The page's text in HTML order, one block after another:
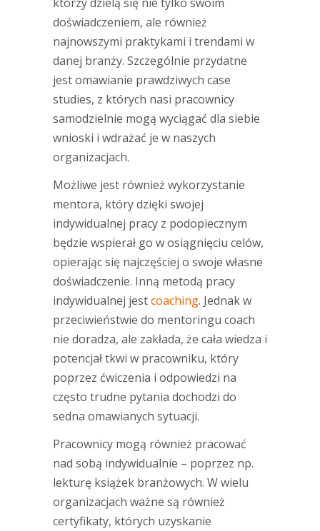
doświadczeniem, ale również
najnowszymi praktykami i trendami w
danej branży. Szczególnie przydatne
jest omawianie prawdziwych case
studies, z których nasi pracownicy
samodzielnie mogą wyciągać dla siebie
wnioski i wdrażać je w naszych
organizacjach.
Możliwe jest również wykorzystanie
mentora, który dzięki swojej
indywidualnej pracy z podopiecznym
będzie wspierał go w osiągnięciu celów,
opierając się najczęściej o swoje własne
doświadczenie. Inną metodą pracy
indywidualnej jestcoaching. Jednak w
przeciwieństwie do mentoringu coach
nie doradza, ale zakłada, że cała wiedza i
potencjał tkwi w pracowniku, który
poprzez ćwiczenia i odpowiedzi na
często trudne pytania dochodzi do
sedna omawianych sytuacji.
Pracownicy mogą również pracować
nad sobą indywidualnie – poprzez np.
lekturę książek branżowych. W wielu
organizacjach ważne są również
certyfikaty, których uzyskanie